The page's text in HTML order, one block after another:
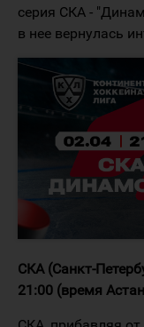
серия СКА -
в нее вернулась
СКА (Санкт-
21:00 (время